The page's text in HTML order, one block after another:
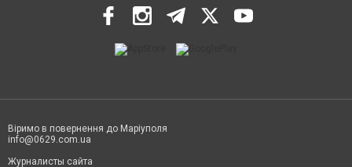
Віримо в повернення до Маріуполя
info@0629.com.ua
Журналисты сайта